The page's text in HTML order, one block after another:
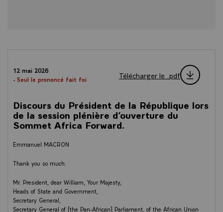
12 mai 2026
- Seul le prononcé fait foi
Télécharger le .pdf
Discours du Président de la République lors
de la session plénière d’ouverture du
Sommet Africa Forward.
Emmanuel MACRON
Thank you so much.
Mr. President, dear William, Your Majesty,
Heads of State and Government,
Secretary General,
Secretary General of [the Pan-African] Parliament, of the African Union